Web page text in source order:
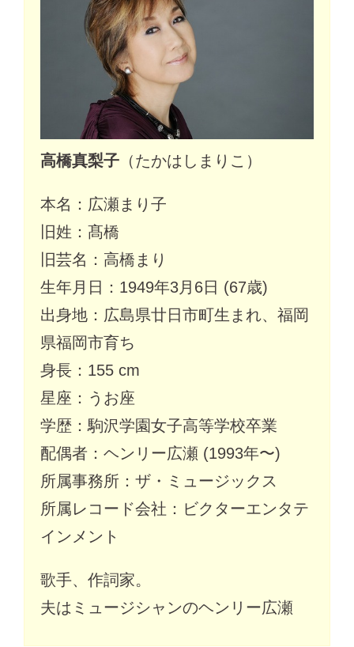
高橋真梨子 （たかはしまりこ）
本名：広瀬まり子
旧姓：髙橋
旧芸名：高橋まり
生年月日：1949年3月6日 (67歳)
出身地：広島県廿日市町生まれ、福岡
県福岡市育ち
身長：155 cm
星座：うお座
学歴：駒沢学園女子高等学校卒業
配偶者：ヘンリー広瀬 (1993年〜)
所属事務所：ザ・ミュージックス
所属レコード会社：ビクターエンタテ
インメント
歌手、作詞家。
夫はミュージシャンのヘンリー広瀬